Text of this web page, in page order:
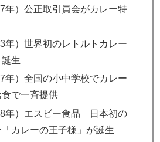
年）公正取引員会がカレー特
年）世界初のレトルトカレー
誕生
年）全国の小中学校でカレー
で一斉提供
年）エスビー食品 日本初の
カレーの王子様」が誕生